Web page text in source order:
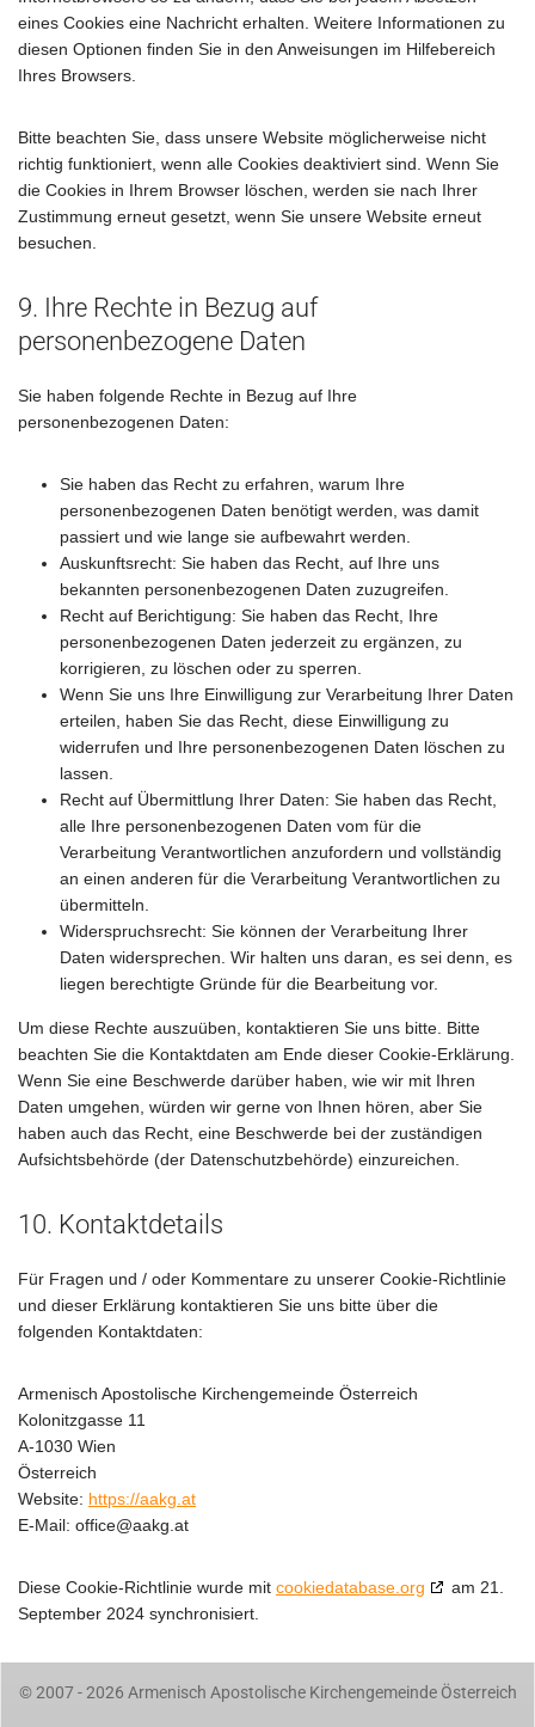
eines Cookies eine Nachricht erhalten. Weitere Informationen zu
diesen Optionen finden Sie in den Anweisungen im Hilfebereich
Ihres Browsers.
Bitte beachten Sie, dass unsere Website möglicherweise nicht
richtig funktioniert, wenn alle Cookies deaktiviert sind. Wenn Sie
die Cookies in Ihrem Browser löschen, werden sie nach Ihrer
Zustimmung erneut gesetzt, wenn Sie unsere Website erneut
besuchen.
9. Ihre Rechte in Bezug auf
personenbezogene Daten
Sie haben folgende Rechte in Bezug auf Ihre
personenbezogenen Daten:
Sie haben das Recht zu erfahren, warum Ihre
personenbezogenen Daten benötigt werden, was damit
passiert und wie lange sie aufbewahrt werden.
Auskunftsrecht: Sie haben das Recht, auf Ihre uns
bekannten personenbezogenen Daten zuzugreifen.
Recht auf Berichtigung: Sie haben das Recht, Ihre
personenbezogenen Daten jederzeit zu ergänzen, zu
korrigieren, zu löschen oder zu sperren.
Wenn Sie uns Ihre Einwilligung zur Verarbeitung Ihrer Daten
erteilen, haben Sie das Recht, diese Einwilligung zu
widerrufen und Ihre personenbezogenen Daten löschen zu
lassen.
Recht auf Übermittlung Ihrer Daten: Sie haben das Recht,
alle Ihre personenbezogenen Daten vom für die
Verarbeitung Verantwortlichen anzufordern und vollständig
an einen anderen für die Verarbeitung Verantwortlichen zu
übermitteln.
Widerspruchsrecht: Sie können der Verarbeitung Ihrer
Daten widersprechen. Wir halten uns daran, es sei denn, es
liegen berechtigte Gründe für die Bearbeitung vor.
Um diese Rechte auszuüben, kontaktieren Sie uns bitte. Bitte
beachten Sie die Kontaktdaten am Ende dieser Cookie-Erklärung.
Wenn Sie eine Beschwerde darüber haben, wie wir mit Ihren
Daten umgehen, würden wir gerne von Ihnen hören, aber Sie
haben auch das Recht, eine Beschwerde bei der zuständigen
Aufsichtsbehörde (der Datenschutzbehörde) einzureichen.
10. Kontaktdetails
Für Fragen und / oder Kommentare zu unserer Cookie-Richtlinie
und dieser Erklärung kontaktieren Sie uns bitte über die
folgenden Kontaktdaten:
Armenisch Apostolische Kirchengemeinde Österreich
Kolonitzgasse 11
A-1030 Wien
Österreich
Website: https://aakg.at
E-Mail: office@aakg.at
Diese Cookie-Richtlinie wurde mit cookiedatabase.org
am 21.
September 2024 synchronisiert.
© 2007 - 2026 Armenisch Apostolische Kirchengemeinde Österreich